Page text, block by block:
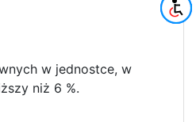
w jednostce, w
niż 6 %.